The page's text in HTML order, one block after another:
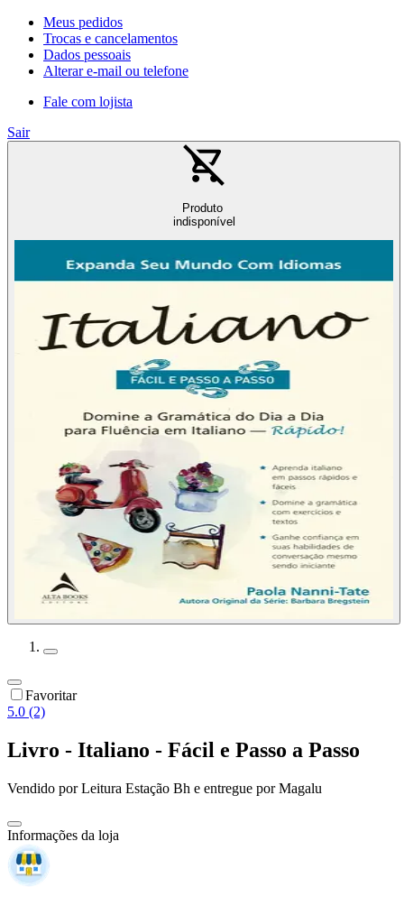
Meus pedidos
Trocas e cancelamentos
Dados pessoais
Alterar e-mail ou telefone
Fale com lojista
Sair
Produto
indisponível
Favoritar
5.0 (2)
Livro - Italiano - Fácil e Passo a Passo
Vendido porLeitura Estação Bh e entregue por Magalu
Informações da loja